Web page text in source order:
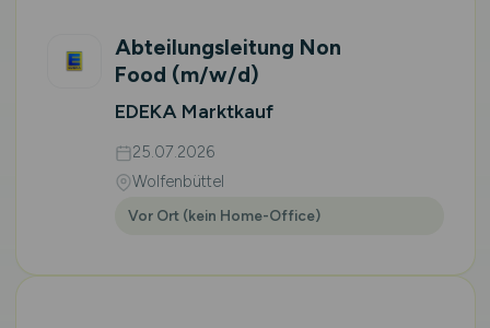
Abteilungsleitung Non
Food (m/w/d)
EDEKA Marktkauf
25.07.2026
Wolfenbüttel
Vor Ort (kein Home-Office)